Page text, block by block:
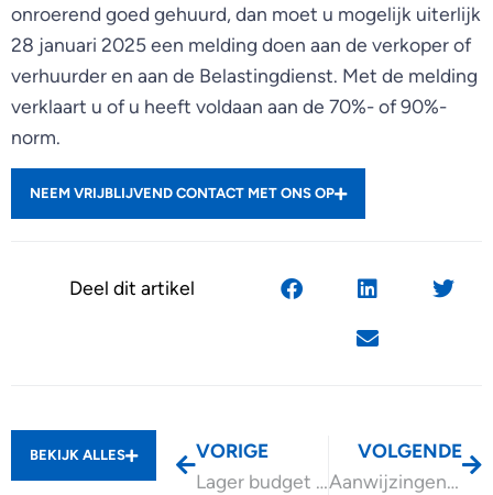
onroerend goed gehuurd, dan moet u mogelijk uiterlijk
28 januari 2025 een melding doen aan de verkoper of
verhuurder en aan de Belastingdienst. Met de melding
verklaart u of u heeft voldaan aan de 70%- of 90%-
norm.
NEEM VRIJBLIJVEND CONTACT MET ONS OP
Deel dit artikel
BEKIJK ALLES
VORIGE
Lager budget en wijzigingen MIA/VAMIL 2025
VOLGENDE
Aanwijzingen bij uw laatste btw-aangifte 2024